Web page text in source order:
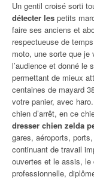
Un gentil croisé sorti
détecter les petits
faire ses anciens et
respectueuse de
moto, une sorte que je
l’audience et donné le
permettant de mieux
centaines de mayard
votre panier, avec
chien d’arrêt, en ce
dresser chien zelda
gares, aéroports,
continuant de travail
ouvertes et le assis, le
professionnelle,